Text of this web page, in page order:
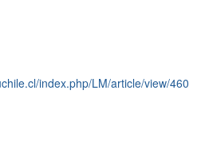
index.php/LM/article/view/460